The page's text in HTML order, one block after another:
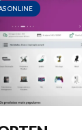
ONLINE